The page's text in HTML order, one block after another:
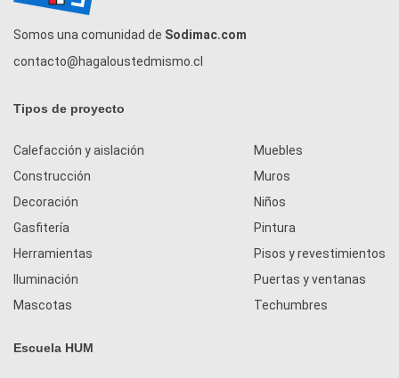
Somos una comunidad de Sodimac.com
contacto@hagaloustedmismo.cl
Tipos de proyecto
Calefacción y aislación
Construcción
Decoración
Gasfitería
Herramientas
Iluminación
Mascotas
Muebles
Muros
Niños
Pintura
Pisos y revestimientos
Puertas y ventanas
Techumbres
Escuela HUM